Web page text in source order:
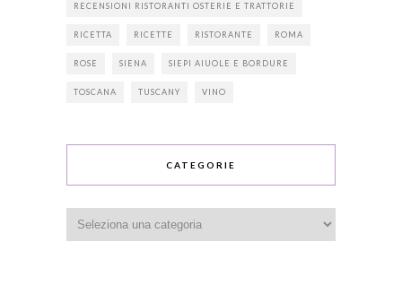
RECENSIONI RISTORANTI OSTERIE E TRATTORIE
RICETTA RICETTE RISTORANTE ROMA
ROSE SIENA SIEPI AIUOLE E BORDURE
TOSCANA TUSCANY VINO
CATEGORIE